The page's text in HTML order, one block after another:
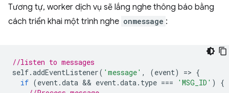
Tương tự, worker dịch vụ sẽ lắng nghe thông báo bằng
cách triển khai một trình nghe onmessage :
//listen to messages
self.addEventListener( 'message' , (event) => {
if (event.data && event.data. type === 'MSG_ID' )
{